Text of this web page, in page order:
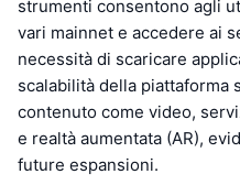
strumenti consentono agli
vari mainnet e accedere ai
necessità di scaricare
scalabilità della piattaforma
contenuto come video,
e realtà aumentata (AR),
future espansioni.